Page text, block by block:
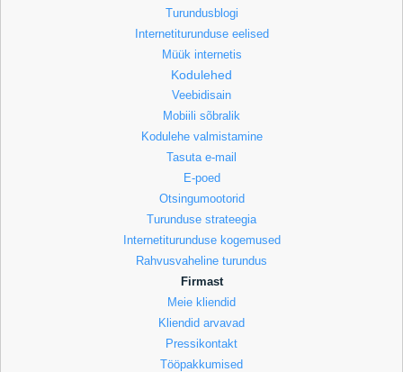
Turundusblogi
Internetiturunduse eelised
Müük internetis
Kodulehed
Veebidisain
Mobiili sõbralik
Kodulehe valmistamine
Tasuta e-mail
E-poed
Otsingumootorid
Turunduse strateegia
Internetiturunduse kogemused
Rahvusvaheline turundus
Firmast
Meie kliendid
Kliendid arvavad
Pressikontakt
Tööpakkumised